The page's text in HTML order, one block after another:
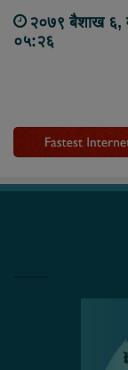
२०७९ बैशाख ६,
०५:२६